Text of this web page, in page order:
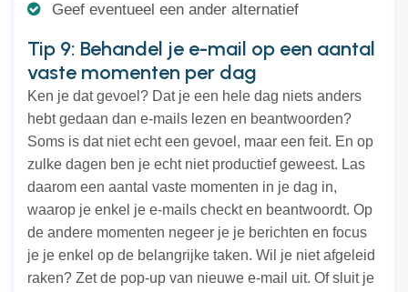
Geef eventueel een ander alternatief
Tip 9: Behandel je e-mail op een aantal
vaste momenten per dag
Ken je dat gevoel? Dat je een hele dag niets anders
hebt gedaan dan e-mails lezen en beantwoorden?
Soms is dat niet echt een gevoel, maar een feit. En op
zulke dagen ben je echt niet productief geweest. Las
daarom een aantal vaste momenten in je dag in,
waarop je enkel je e-mails checkt en beantwoordt. Op
de andere momenten negeer je je berichten en focus
je je enkel op de belangrijke taken. Wil je niet afgeleid
raken? Zet de pop-up van nieuwe e-mail uit. Of sluit je